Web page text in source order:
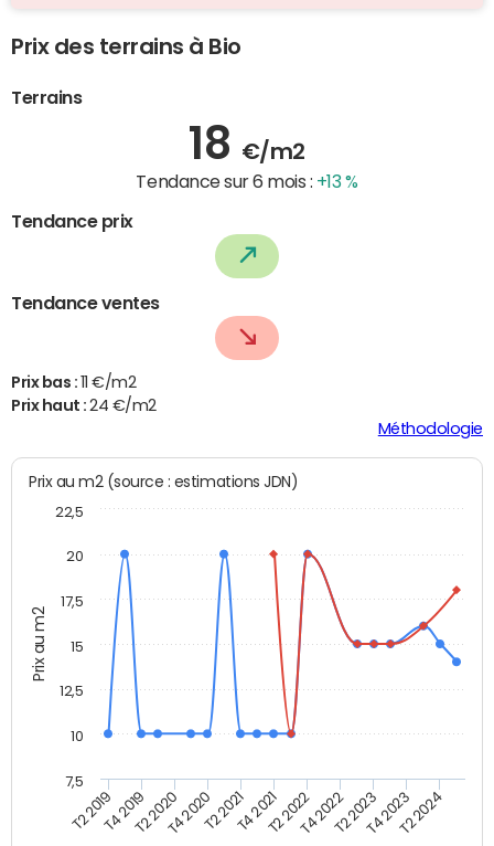
Prix des terrains à Bio
Terrains
18 €/m2
Tendance sur 6 mois : +13 %
Tendance prix
Tendance ventes
Prix bas :
11 €/m2
Prix haut :24 €/m2
Méthodologie
Prix au m2
Prix au m2 (source : estimations JDN)
T2 2019T4 2019T2 2020T4 2020T2 2021T4 2021T2 2022T4 2022T2 2023T4 2023T2 2024
7,5
10
12,5
15
17,5
20
22,5